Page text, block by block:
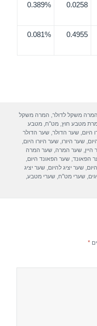
0.0258
0.389%
0.4955
0.081%
תגיות
המרה משקל לדולר, המרה משקל
מטבע חוץ,מט"ח,מטבע
היום,שער הדולר,שער הדולר
,שער היורו,שער היורו היום,
היין,שער המרה,שער המרה
הפאונד,שער הפאונד היום,
,שער יציג להיום,שער יציג
,שערי מט"ח,שערי מטבע,
*